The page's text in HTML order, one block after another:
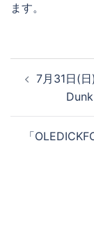
ます。
稿
7月31日(
「